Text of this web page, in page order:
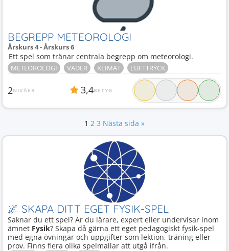
BEGREPP METEOROLOGI
Årskurs 4 - Årskurs 6
Ett spel som tränar centrala begrepp om meteorologi.
METEOROLOGI VÄDER KLIMAT LUFTTRYCK
2NIVÅER 3,4BETYG
1 2 3 Nästa sida »
🌌 SKAPA DITT EGET FYSIK-SPEL
Saknar du ett spel? Är du lärare, expert eller undervisar inom
ämnet Fysik? Skapa då gärna ett eget pedagogiskt fysik-spel
med egna övningar och uppgifter som lektion, träning eller
prov. Finns flera olika spelmallar att utgå ifrån.